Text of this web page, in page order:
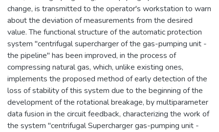
change, is transmitted to the operator's workstation to warn
about the deviation of measurements from the desired
value. The functional structure of the automatic protection
system "centrifugal supercharger of the gas-pumping unit -
the pipeline" has been improved, in the process of
compressing natural gas, which, unlike existing ones,
implements the proposed method of early detection of the
loss of stability of this system due to the beginning of the
development of the rotational breakage, by multiparameter
data fusion in the circuit feedback, characterizing the work of
the system "centrifugal Supercharger gas-pumping unit -